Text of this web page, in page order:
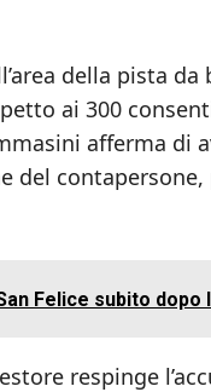
della pista
ai 300
afferma di
del
Felice subito dopo
respinge